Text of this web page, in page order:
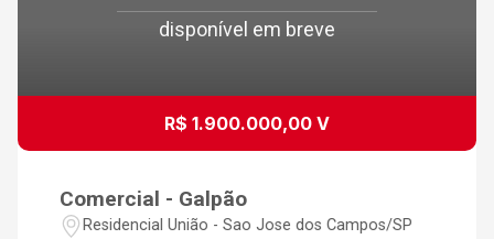
disponível em breve
R$ 1.900.000,00 V
Comercial - Galpão
Residencial União - Sao Jose dos Campos/SP